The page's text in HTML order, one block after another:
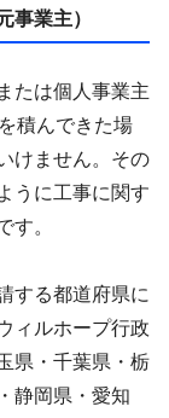
事業主）
たは個人事業主
積んできた場
けません。その
うに工事に関す
す。
する都道府県に
ィルホープ行政
県・千葉県・栃
静岡県・愛知